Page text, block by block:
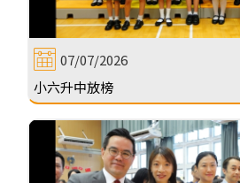
07/07/2026
小六升中放榜